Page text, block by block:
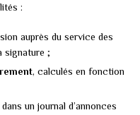
:
auprès du service des
signature ;
, calculés en fonction
un journal d’annonces